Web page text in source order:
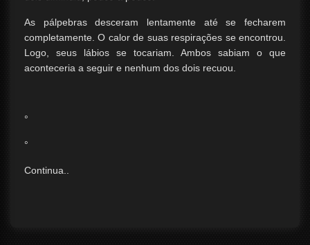
As pálpebras desceram lentamente até se fecharem
completamente. O calor de suas respirações se encontrou.
Logo, seus lábios se tocariam. Ambos sabiam o que
aconteceria a seguir e nenhum dos dois recuou.
°
°
Continua..